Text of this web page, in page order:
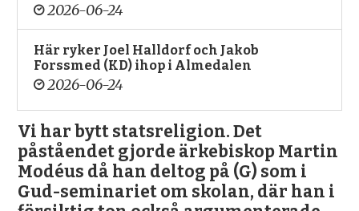
2026-06-24
Här ryker Joel Halldorf och Jakob
Forssmed (KD) ihop i Almedalen
2026-06-24
Vi har bytt statsreligion. Det
påståendet gjorde ärkebiskop Martin
Modéus då han deltog på (G) som i
Gud-seminariet om skolan, där han i